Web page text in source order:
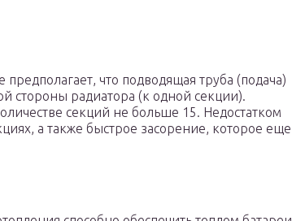
что подводящая труба (подача)
стороны радиатора (к одной секции).
секций не больше 15. Недостатком
а также быстрое засорение, которое еще